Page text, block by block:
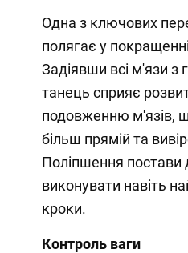
Одна з ключових
полягає у
Задіявши всі м'язи з
танець сприяє
подовженню м'язів,
більш прямій та
Поліпшення постави
виконувати навіть
кроки.
Контроль ваги